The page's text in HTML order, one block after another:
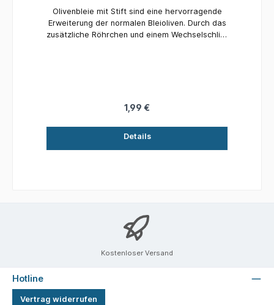
Olivenbleie mit Stift sind eine hervorragende
Erweiterung der normalen Bleioliven. Durch das
zusätzliche Röhrchen und einem Wechselschlitz
StückGewicht: 4 gr.
1,99 €
Details
Kostenloser Versand
Hotline
Vertrag widerrufen